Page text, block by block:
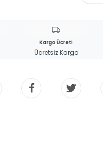
Kargo Ücreti
Ücretsiz Kargo